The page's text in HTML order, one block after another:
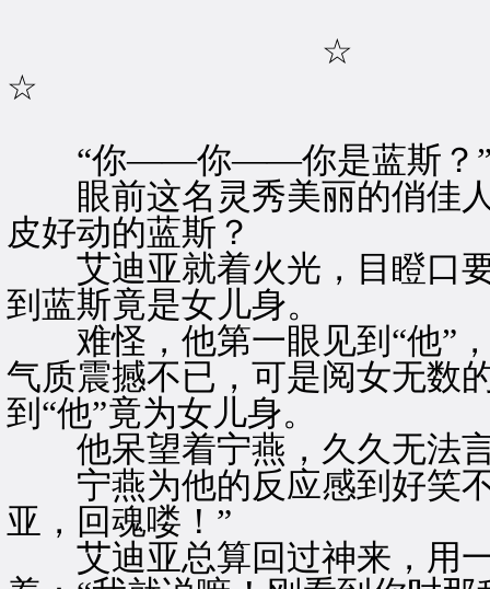
☆
☆
“你——你——你是蓝斯？
眼前这名灵秀美丽的俏佳人
皮好动的蓝斯？
艾迪亚就着火光，目瞪口要
到蓝斯竟是女儿身。
难怪，他第一眼见到“他”，
气质震撼不已，可是阅女无数
到“他”竟为女儿身。
他呆望着宁燕，久久无法
宁燕为他的反应感到好笑不
亚，回魂喽！”
艾迪亚总算回过神来，用一